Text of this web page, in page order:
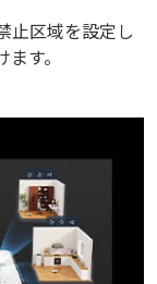
止区域を設定し
す。